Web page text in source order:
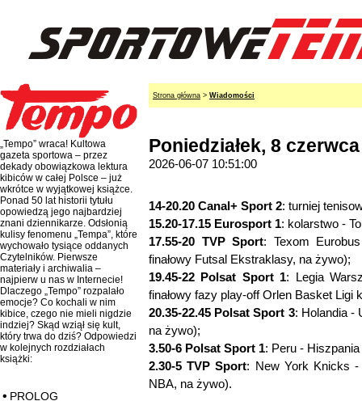
„Tempo” wraca! Kultowa
gazeta sportowa – przez
dekady obowiązkowa lektura
kibiców w całej Polsce – już
wkrótce w wyjątkowej książce.
Ponad 50 lat historii tytułu
opowiedzą jego najbardziej
znani dziennikarze. Odsłonią
kulisy fenomenu „Tempa”, które
wychowało tysiące oddanych
Czytelników. Pierwsze
materiały i archiwalia –
najpierw u nas w Internecie!
Dlaczego „Tempo” rozpalało
emocje? Co kochali w nim
kibice, czego nie mieli nigdzie
indziej? Skąd wziął się kult,
który trwa do dziś? Odpowiedzi
w kolejnych rozdziałach
książki:
PROLOG
Strona główna > Wiadomości
Poniedziałek, 8
2026-06-07 10:51:00
14-20.20 Canal+ Sport 2: turniej
15.20-17.15 Eurosport 1: kolarstwo -
17.55-20 TVP Sport: Texom
finałowy Futsal Ekstraklasy, na żywo);
19.45-22 Polsat Sport 1: Legia
finałowy fazy play-off Orlen Basket Ligi
20.35-22.45 Polsat Sport 3: Holandia -
na żywo);
3.50-6 Polsat Sport 1: Peru -
2.30-5 TVP Sport: New York Knicks -
NBA, na żywo).